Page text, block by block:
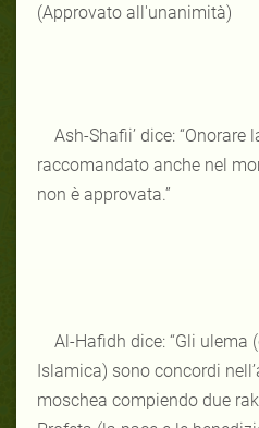
(Approvato all'unanimità)
Ash-Shafii’ dice: “Onorare
raccomandato anche nel
non è approvata.”
Al-Hafidh dice: “Gli ulema
Islamica) sono concordi
moschea compiendo due